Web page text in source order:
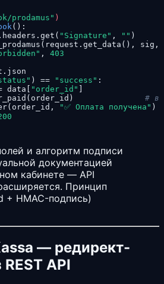
prodamus" )
():
"Signature" , "" )
sig,
, 403
) == "success" :
data[
"order_id"
#
"✅ Оплата получена" )
и алгоритм подписи
документацией
кабинете — API
Принцип
+ HMAC-подпись)
— редирект-
API